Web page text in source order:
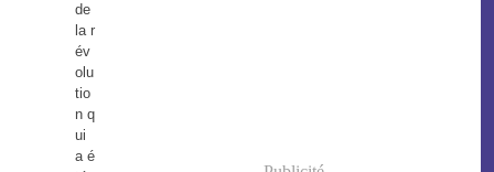
de
la r
év
olu
tio
n q
ui
a é